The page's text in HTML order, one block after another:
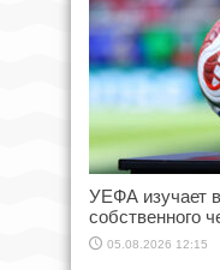
УЕФА изучает
собственного
05.08.2026 12:15